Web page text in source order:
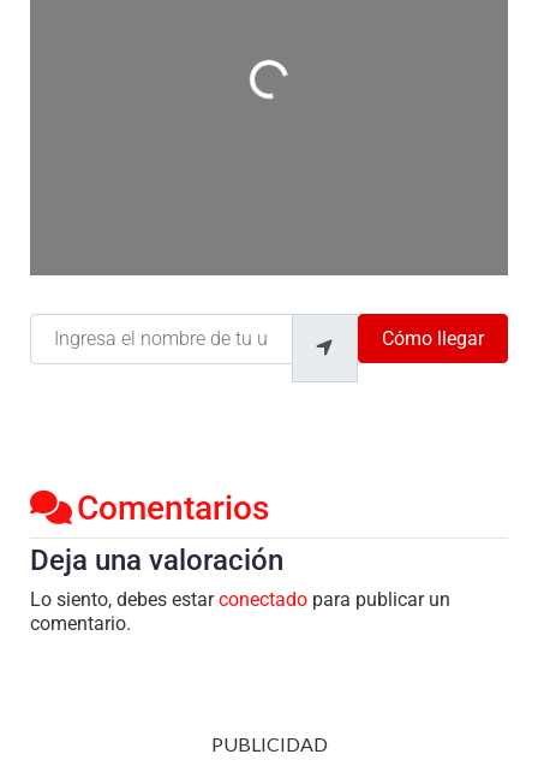
Cargando…
Ingresa el nombre de tu ubicación
Cómo llegar
Comentarios
Deja una valoración
Lo siento, debes estarconectado para publicar un
comentario.
PUBLICIDAD